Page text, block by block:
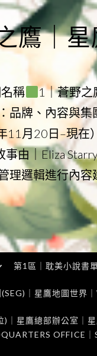
鷹｜星
稱 1｜蒼野之
品牌、內容與
11月20日–現在）
事由｜Eliza
理邏輯進行內
第1區｜耽美小說書單
｜星鷹地圖世界
)｜星鷹總部辦公室｜
OFFICE